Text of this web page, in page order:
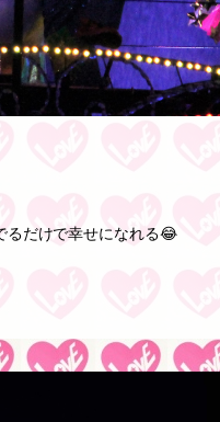
るだけで幸せになれる😂